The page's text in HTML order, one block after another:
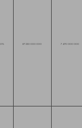
67 230 000 000 7 470 000 000